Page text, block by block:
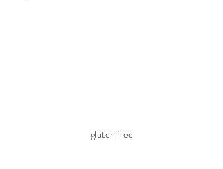
gluten free